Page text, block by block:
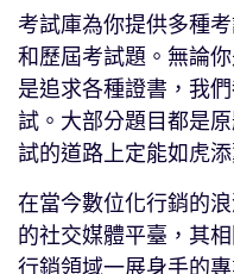
考試庫為你提供多種
和歷屆考試題。無論
是追求各種證書，我
試。大部分題目都是
試的道路上定能如虎添
在當今數位化行銷的
的社交媒體平臺，其
行銷領域一展身手的